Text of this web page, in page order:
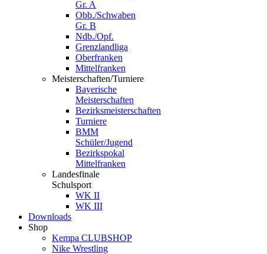
Gr. A
Obb./Schwaben
Gr. B
Ndb./Opf.
Grenzlandliga
Oberfranken
Mittelfranken
Meisterschaften/Turniere
Bayerische
Meisterschaften
Bezirksmeisterschaften
Turniere
BMM
Schüler/Jugend
Bezirkspokal
Mittelfranken
Landesfinale
Schulsport
WK II
WK III
Downloads
Shop
Kempa CLUBSHOP
Nike Wrestling